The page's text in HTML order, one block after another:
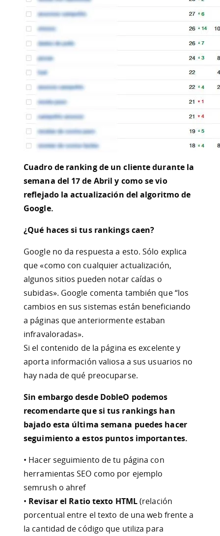
Cuadro de ranking de un cliente durante la
semana del 17 de Abril y como se vio
reflejado la actualización del algoritmo de
Google.
¿Qué haces si tus rankings caen?
Google no da respuesta a esto. Sólo explica
que «como con cualquier actualización,
algunos sitios pueden notar caídas o
subidas». Google comenta también que “los
cambios en sus sistemas están beneficiando
a páginas que anteriormente estaban
infravaloradas».
Si el contenido de la página es excelente y
aporta información valiosa a sus usuarios no
hay nada de qué preocuparse.
Sin embargo desde DobleO podemos
recomendarte que si tus rankings han
bajado esta última semana puedes hacer
seguimiento a estos puntos importantes.
• Hacer seguimiento de tu página con
herramientas SEO como por ejemplo
semrush o ahref
• Revisar el Ratio texto HTML(relación
porcentual entre el texto de una web frente a
la cantidad de código que utiliza para